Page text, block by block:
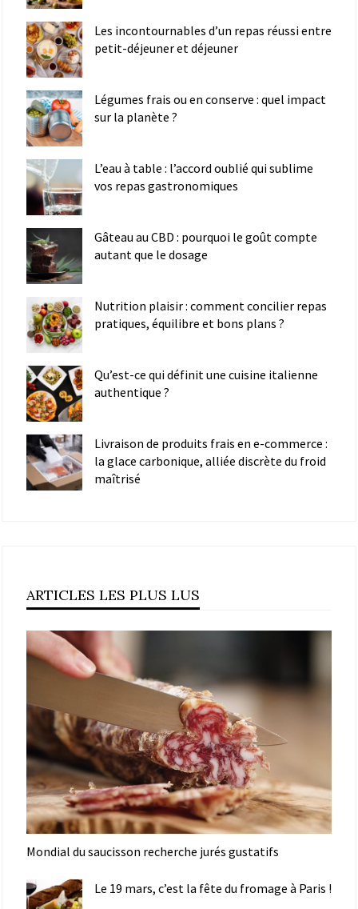
Les incontournables d’un repas réussi entre
petit-déjeuner et déjeuner
Légumes frais ou en conserve : quel impact
sur la planète ?
L’eau à table : l’accord oublié qui sublime
vos repas gastronomiques
Gâteau au CBD : pourquoi le goût compte
autant que le dosage
Nutrition plaisir : comment concilier repas
pratiques, équilibre et bons plans ?
Qu’est-ce qui définit une cuisine italienne
authentique ?
Livraison de produits frais en e-commerce :
la glace carbonique, alliée discrète du froid
maîtrisé
ARTICLES LES PLUS LUS
Mondial du saucisson recherche jurés gustatifs
Le 19 mars, c’est la fête du fromage à Paris !